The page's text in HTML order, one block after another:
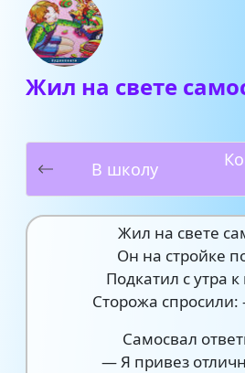
Жил на свете
В школу
Жил на свете
Он на стройке
Подкатил с утра
Сторожа спросили:
Самосвал
— Я привез